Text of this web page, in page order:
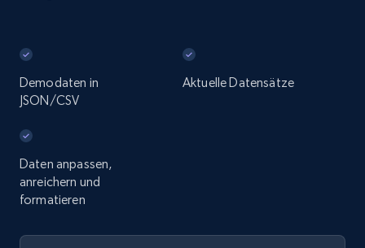
Demodaten in
JSON/CSV
Aktuelle Datensätze
Daten anpassen,
anreichern und
formatieren